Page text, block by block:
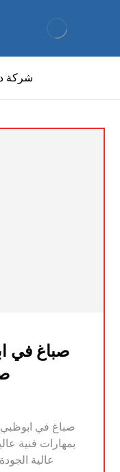
شركة
صباغ في ابوظبي
بمهارات فنية
عالية